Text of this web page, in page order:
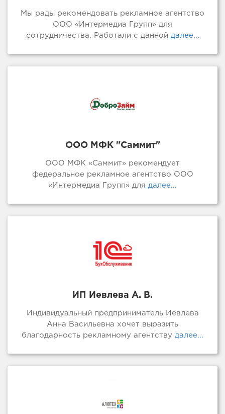
Мы рады рекомендовать рекламное агентство
ООО «Интермедиа Групп» для
сотрудничества. Работали с даннойдалее...
ООО МФК "Саммит"
ООО МФК «Саммит» рекомендует
федеральное рекламное агентство ООО
«Интермедиа Групп» для далее...
ИП Иевлева А. В.
Индивидуальный предприниматель Иевлева
Анна Васильевна хочет выразить
благодарность рекламному агентству далее...